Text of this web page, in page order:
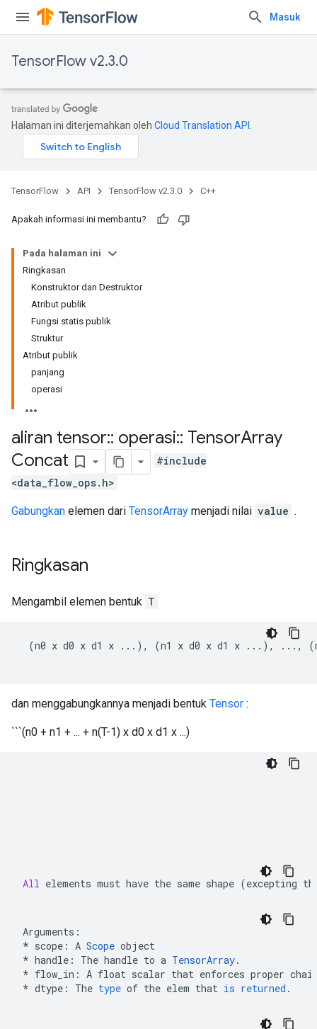
Masuk
TensorFlow v2.3.0
Halaman ini diterjemahkan oleh Cloud Translation API
TensorFlow API TensorFlow v2.3.0 C++
Apakah informasi ini membantu?
Pada halaman ini
Ringkasan
Konstruktor dan Destruktor
Atribut publik
Fungsi statis publik
Struktur
Atribut publik
panjang
operasi
aliran tensor:: operasi:: TensorArray
Concat
#include
<data_flow_ops.h>
Gabungkan elemen dari TensorArray menjadi nilai value .
Ringkasan
Mengambil elemen bentuk T
(n0 x d0 x d1 x ...), (n1 x d0 x d1 x ...), ...,
dan menggabungkannya menjadi bentuk Tensor :
```(n0 + n1 + ... + n(T-1) x d0 x d1 x ...)
All elements must have the same shape (excepting
Arguments :
* scope : A Scope object
* handle : The handle to a TensorArray.
* flow_in : A float scalar that enforces proper
* dtype : The type of the elem that is returned .